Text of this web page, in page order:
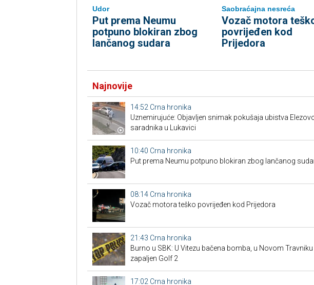
Udor
Put prema Neumu
potpuno blokiran zbog
lančanog sudara
Saobraćajna nesreća
Vozač motora
povrijeđen kod
Prijedora
Najnovije
14:52 Crna hronika
Uznemirujuće: Objavljen snimak pokušaja ubistva
saradnika u Lukavici
10:40 Crna hronika
Put prema Neumu potpuno blokiran zbog lančanog
08:14 Crna hronika
Vozač motora teško povrijeđen kod Prijedora
21:43 Crna hronika
Burno u SBK: U Vitezu bačena bomba, u Novom Travniku
zapaljen Golf 2
17:02 Crna hronika